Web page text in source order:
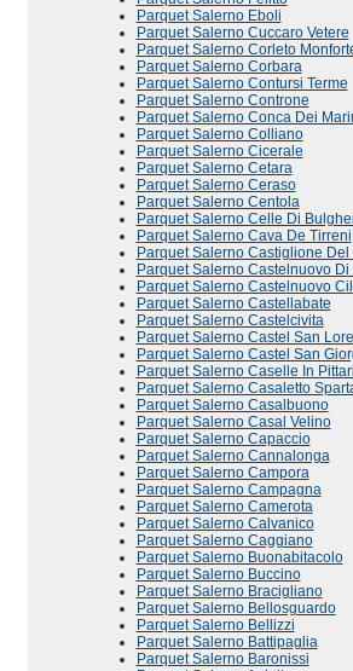
Parquet Salerno Eboli
Parquet Salerno Cuccaro Vetere
Parquet Salerno Corleto
Parquet Salerno Corbara
Parquet Salerno Contursi Terme
Parquet Salerno Controne
Parquet Salerno Conca Dei
Parquet Salerno Colliano
Parquet Salerno Cicerale
Parquet Salerno Cetara
Parquet Salerno Ceraso
Parquet Salerno Centola
Parquet Salerno Celle Di
Parquet Salerno Cava De Tirreni
Parquet Salerno Castiglione Del
Parquet Salerno Castelnuovo Di
Parquet Salerno Castelnuovo
Parquet Salerno Castellabate
Parquet Salerno Castelcivita
Parquet Salerno Castel San
Parquet Salerno Castel San
Parquet Salerno Caselle In Pittari
Parquet Salerno Casaletto
Parquet Salerno Casalbuono
Parquet Salerno Casal Velino
Parquet Salerno Capaccio
Parquet Salerno Cannalonga
Parquet Salerno Campora
Parquet Salerno Campagna
Parquet Salerno Camerota
Parquet Salerno Calvanico
Parquet Salerno Caggiano
Parquet Salerno Buonabitacolo
Parquet Salerno Buccino
Parquet Salerno Bracigliano
Parquet Salerno Bellosguardo
Parquet Salerno Bellizzi
Parquet Salerno Battipaglia
Parquet Salerno Baronissi